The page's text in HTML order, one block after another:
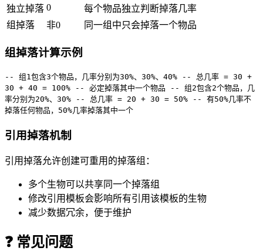
独立掉落 0
每个物品独立判断掉落几率
组掉落
非0 同一组中只会掉落一个物品
组掉落计算示例
-- 组1包含3个物品，几率分别为30%、30%、40%
-- 总几率 = 30 +
30 + 40 = 100%
-- 必定掉落其中一个物品
-- 组2包含2个物品，几
率分别为20%、30%
-- 总几率 = 20 + 30 = 50%
-- 有50%几率不
掉落任何物品，50%几率掉落其中一个
引用掉落机制
引用掉落允许创建可重用的掉落组：
多个生物可以共享同一个掉落组
修改引用模板会影响所有引用该模板的生物
减少数据冗余，便于维护
❓ 常见问题